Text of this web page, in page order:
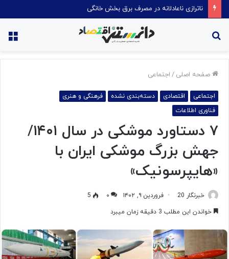
ناترازی ناعادلانه در مصرف برق بخش خانگی
صفحه اصلی / اجتماعی
اجتماعی اقتصادی دسته‌بندی نشده
فرهنگی و هنری
فناوری اطلاعات
۷ دستاورد موشکی در سال ۱۴۰۱/
جهش بزرگ موشکی ایران با
«هایپرسونیک»
خبرنگار 20 فروردین ۹, ۱۴۰۲ ۰
5
خواندن این مطلب 3 دقیقه زمان میبرد